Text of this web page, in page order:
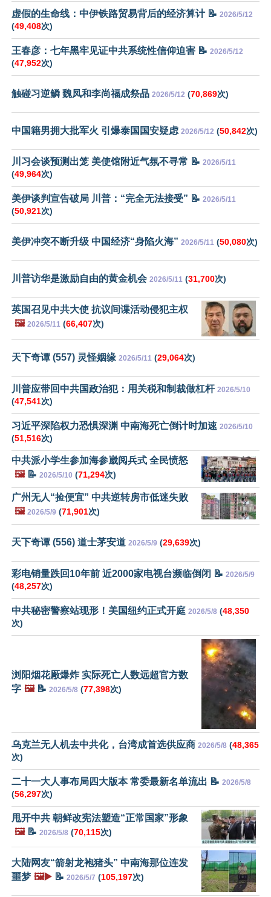
虚假的生命线：中伊铁路贸易背后的经济算计 📝 2026/5/12
(49,408次)
王春彦：七年黑牢见证中共系统性信仰迫害 📝 2026/5/12
(47,952次)
触碰习逆鳞 魏凤和李尚福成祭品 2026/5/12 (70,869次)
中国籍男拥大批军火 引爆泰国国安疑虑 2026/5/12 (50,842次)
川习会谈预测出笼 美使馆附近气氛不寻常 📝 2026/5/11
(49,964次)
美伊谈判宣告破局 川普：“完全无法接受” 📝 2026/5/11
(50,921次)
美伊冲突不断升级 中国经济“身陷火海” 2026/5/11 (50,080次)
川普访华是激励自由的黄金机会 2026/5/11 (31,700次)
英国召见中共大使 抗议间谍活动侵犯主权
🖼️ 2026/5/11 (66,407次)
天下奇谭 (557) 灵怪姻缘 2026/5/11 (29,064次)
川普应带回中共国政治犯：用关税和制裁做杠杆 2026/5/10
(47,541次)
习近平深陷权力恐惧深渊 中南海死亡倒计时加速 2026/5/10
(51,516次)
中共派小学生参加海参崴阅兵式 全民愤怒
🖼️📝 2026/5/10 (71,294次)
广州无人“捡便宜” 中共逆转房市低迷失败
🖼️ 2026/5/9 (71,901次)
天下奇谭 (556) 道士茅安道 2026/5/9 (29,639次)
彩电销量跌回10年前 近2000家电视台濒临倒闭 📝 2026/5/9
(48,257次)
中共秘密警察站现形！美国纽约正式开庭 2026/5/8 (48,350
次)
浏阳烟花厰爆炸 实际死亡人数远超官方数
字 🖼️📝 2026/5/8 (77,398次)
乌克兰无人机去中共化，台湾成首选供应商 2026/5/8 (48,365
次)
二十一大人事布局四大版本 常委最新名单流出 📝 2026/5/8
(56,297次)
甩开中共 朝鲜改宪法塑造“正常国家”形象
🖼️📝 2026/5/8 (70,115次)
大陆网友“箭射龙袍猪头” 中南海那位连发
噩梦 🖼️▶️ 📝 2026/5/7 (105,197次)